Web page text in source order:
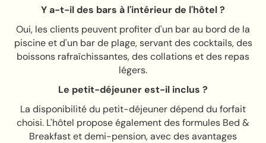
Y a-t-il des bars à l'intérieur de l'hôtel ?
Oui, les clients peuvent profiter d'un bar au bord de la
piscine et d'un bar de plage, servant des cocktails, des
boissons rafraîchissantes, des collations et des repas
légers.
Le petit-déjeuner est-il inclus ?
La disponibilité du petit-déjeuner dépend du forfait
choisi. L'hôtel propose également des formules Bed &
Breakfast et demi-pension, avec des avantages